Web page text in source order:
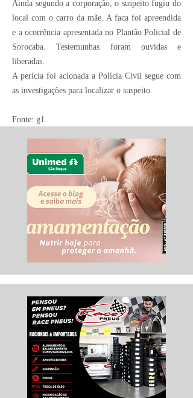
Ainda segundo a corporação, o suspeito fugiu do
local com o carro da mãe. A faca foi apreendida
e a ocorrência apresentada no Plantão Policial de
Sorocaba. Testemunhas foram ouvidas e
liberadas.
A perícia foi acionada a Polícia Civil segue com
as investigações para localizar o suspeito.
Fonte: g1